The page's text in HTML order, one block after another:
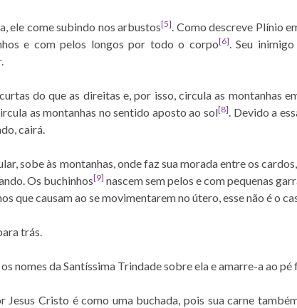
ele come subindo nos arbustos[5]. Como descreve Plínio
e com pelos longos por todo o corpo[6]. Seu
do que as direitas e, por isso, circula as montanhas
as montanhas no sentido aposto ao sol[8]. Devido a
cairá.
sobe às montanhas, onde faz sua morada entre os
Os buchinhos[9] nascem sem pelos e com pequenas
que causam ao se movimentarem no útero, esse não é o
trás.
nomes da Santíssima Trindade sobre ela e amarre-a ao
Cristo é como uma buchada, pois sua carne